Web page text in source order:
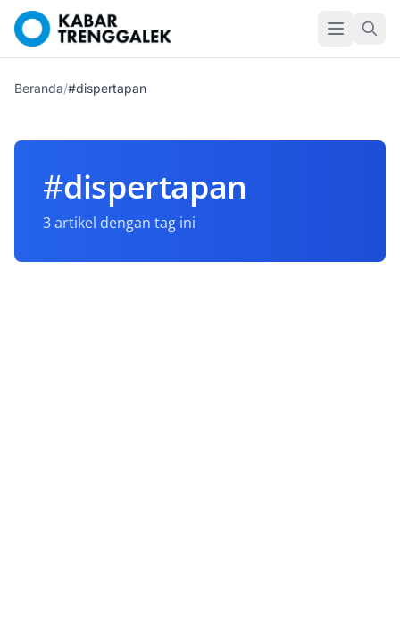
Beranda/#dispertapan
#dispertapan
3 artikel dengan tag ini